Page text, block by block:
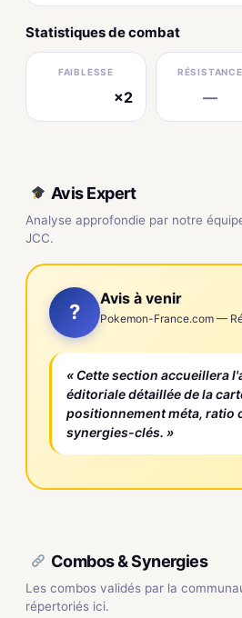
Statistiques de combat
FAIBLESSE
×2
RÉSISTANCE
—
Avis Expert
Analyse approfondie par notre
JCC.
?
Avis à venir
Pokemon-France.com —
« Cette section accueillera
éditoriale détaillée de la
positionnement méta, ratio
synergies-clés. »
Combos & Synergies
Les combos validés par la
répertoriés ici.